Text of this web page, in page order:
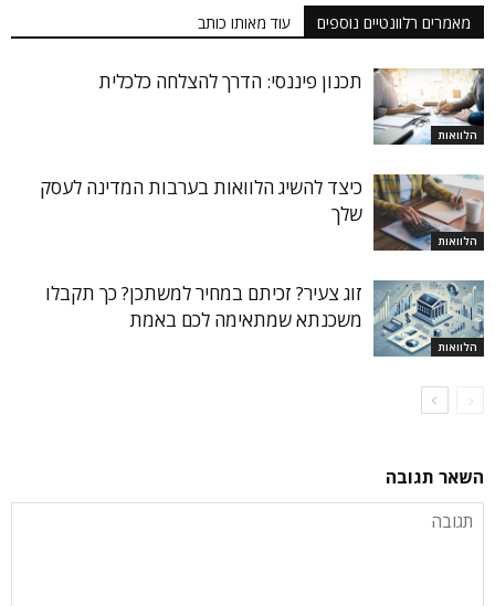
מאמרים רלוונטיים נוספים עוד מאותו כותב
הלוואות
תכנון פיננסי: הדרך להצלחה כלכלית
הלוואות
כיצד להשיג הלוואות בערבות המדינה לעסק
שלך
הלוואות
זוג צעיר? זכיתם במחיר למשתכן? כך תקבלו
משכנתא שמתאימה לכם באמת
השאר תגובה